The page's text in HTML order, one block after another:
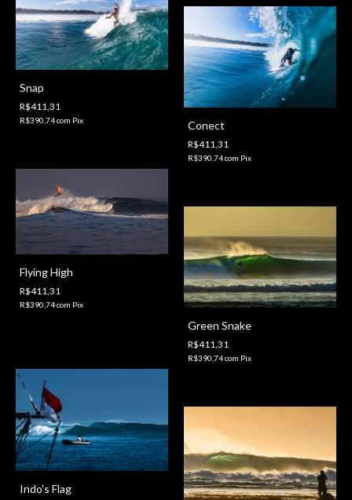
Snap
R$411,31
R$390,74com Pix Conect
R$411,31
R$390,74com Pix
Flying High
R$411,31
R$390,74com Pix
Green Snake
R$411,31
R$390,74com Pix
Indo's Flag